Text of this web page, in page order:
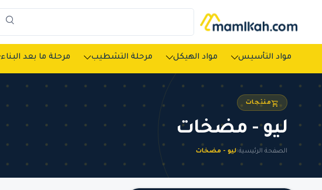
مواد التأسيس مواد الهيكل مرحلة التشطيب مرحلة ما بعد البناء
منتجات
ليو - مضخات
الصفحة الرئيسية›ليو - مضخات